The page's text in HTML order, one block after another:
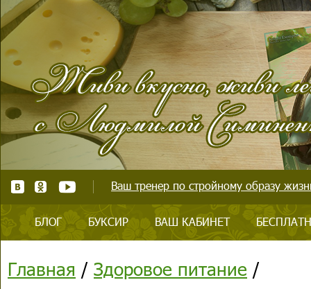
Ваш тренер по стройному образу
БЛОГ БУКСИР ВАШ КАБИНЕТ
Главная / Здоровое питание /